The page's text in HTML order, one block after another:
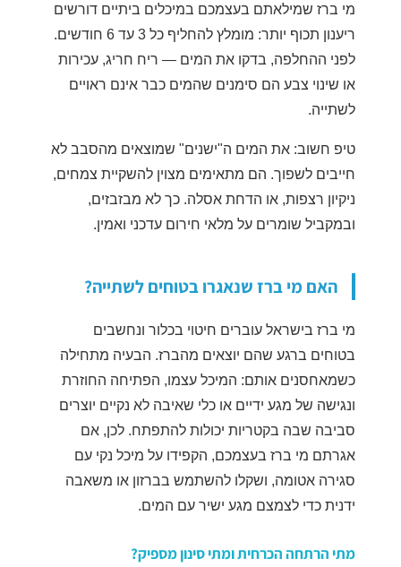
מי ברז שמילאתם בעצמכם במיכלים ביתיים דורשים
ריענון תכוף יותר: מומלץ להחליף כל 3 עד 6 חודשים.
לפני ההחלפה, בדקו את המים — ריח חריג, עכירות
או שינוי צבע הם סימנים שהמים כבר אינם ראויים
לשתייה.
טיפ חשוב: את המים ה"ישנים" שמוצאים מהסבב לא
חייבים לשפוך. הם מתאימים מצוין להשקיית צמחים,
ניקיון רצפות, או הדחת אסלה. כך לא מבזבזים,
ובמקביל שומרים על מלאי חירום עדכני ואמין.
האם מי ברז שנאגרו בטוחים לשתייה?
מי ברז בישראל עוברים חיטוי בכלור ונחשבים
בטוחים ברגע שהם יוצאים מהברז. הבעיה מתחילה
כשמאחסנים אותם: המיכל עצמו, הפתיחה החוזרת
ונגישה של מגע ידיים או כלי שאיבה לא נקיים יוצרים
סביבה שבה בקטריות יכולות להתפתח. לכן, אם
אגרתם מי ברז בעצמכם, הקפידו על מיכל נקי עם
סגירה אטומה, ושקלו להשתמש בברזון או משאבה
ידנית כדי לצמצם מגע ישיר עם המים.
מתי הרתחה הכרחית ומתי סינון מספיק?